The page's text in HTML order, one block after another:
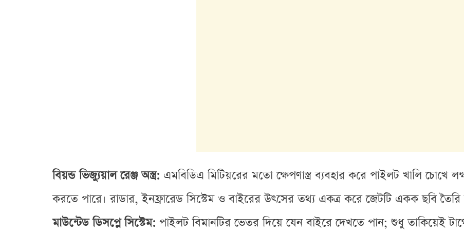
বিয়ন্ড ভিজ্যুয়াল রেঞ্জ অস্ত্র: এমবিডিএ মিটিয়রের মতো ক্ষেপণাস্ত্র ব্যবহার করে পাইলট খালি চোখে
করতে পারে। রাডার, ইনফ্রারেড সিস্টেম ও বাইরের উৎসের তথ্য একত্র করে জেটটি একক ছবি
মাউন্টেড ডিসপ্লে সিস্টেম: পাইলট বিমানটির ভেতর দিয়ে যেন বাইরে দেখতে পান; শুধু তাকিয়েই